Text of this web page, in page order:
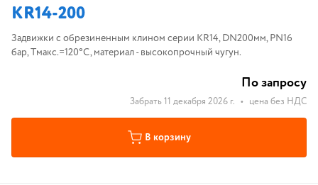
KR14-200
Задвижки с обрезиненным клином серии KR14, DN200мм, PN16
бар, Tмакс.=120°С, материал - высокопрочный чугун.
По запросу
Забрать 11 декабря 2026 г. • цена без НДС
В корзину